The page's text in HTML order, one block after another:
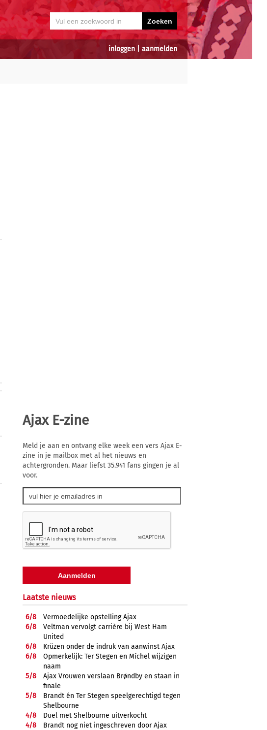
inloggen aanmelden
Ajax E-zine
Meld je aan en ontvang elke week een vers Ajax E-
zine in je mailbox met al het nieuws en
achtergronden. Maar liefst 35.941 fans gingen je al
voor.
Laatste nieuws
6/8
Vermoedelijke opstelling Ajax
6/8
Veltman vervolgt carrière bij West Ham
United
6/8
Krüzen onder de indruk van aanwinst Ajax
6/8
Opmerkelijk: Ter Stegen en Míchel wijzigen
naam
5/8
Ajax Vrouwen verslaan Brøndby en staan in
finale
5/8
Brandt én Ter Stegen speelgerechtigd tegen
Shelbourne
4/8
Duel met Shelbourne uitverkocht
4/8
Brandt nog niet ingeschreven door Ajax